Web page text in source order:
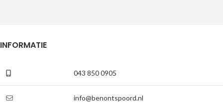
INFORMATIE
043 850 0905
info@benontspoord.nl